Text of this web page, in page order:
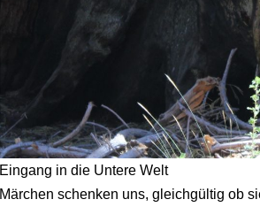
Eingang in die Untere Welt
Märchen schenken uns, gleichgültig ob